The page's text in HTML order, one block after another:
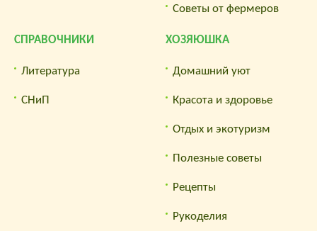
Советы от фермеров
СПРАВОЧНИКИ
Литература
СНиП
ХОЗЯЮШКА
Домашний уют
Красота и здоровье
Отдых и экотуризм
Полезные советы
Рецепты
Рукоделия